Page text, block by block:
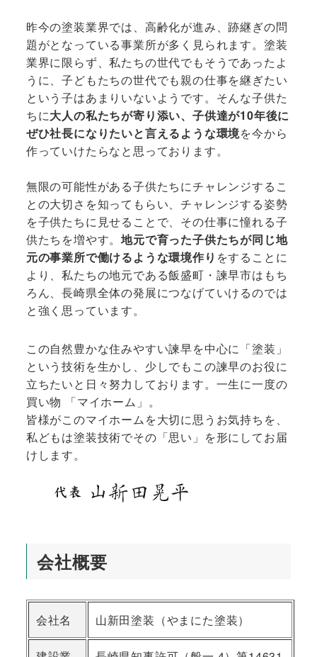
昨今の塗装業界では、高齢化が進み、跡継ぎの問
題がとなっている事業所が多く見られます。塗装
業界に限らず、私たちの世代でもそうであったよ
うに、子どもたちの世代でも親の仕事を継ぎたい
という子はあまりいないようです。そんな子供た
ちに大人の私たちが寄り添い、子供達が10年後に
ぜひ社長になりたいと言えるような環境を今から
作っていけたらなと思っております。
無限の可能性がある子供たちにチャレンジするこ
との大切さを知ってもらい、チャレンジする姿勢
を子供たちに見せることで、その仕事に憧れる子
供たちを増やす。地元で育った子供たちが同じ地
元の事業所で働けるような環境作り をすることに
より、私たちの地元である飯盛町・諫早市はもち
ろん、長崎県全体の発展につなげていけるのでは
と強く思っています。
この自然豊かな住みやすい諫早を中心に「塗装」
という技術を生かし、少しでもこの諫早のお役に
立ちたいと日々努力しております。一生に一度の
買い物 「マイホーム」。
皆様がこのマイホームを大切に思うお気持ちを、
私どもは塗装技術でその「思い」を形にしてお届
けします。
会社概要
会社名 山新田塗装（やまにた塗装）